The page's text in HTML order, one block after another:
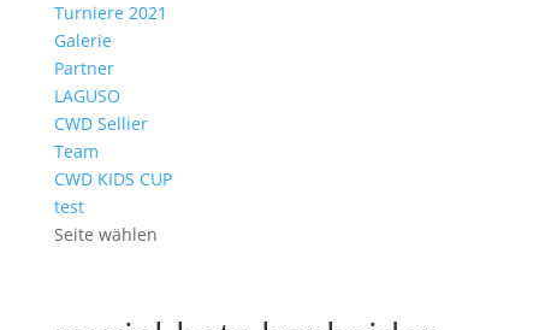
Turniere 2021
Galerie
Partner
LAGUSO
CWD Sellier
Team
CWD KIDS CUP
test
Seite wählen